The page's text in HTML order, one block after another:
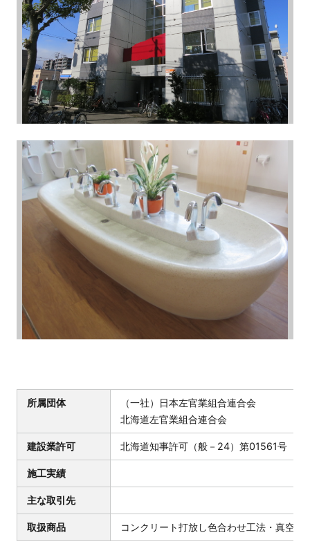
所属団体
（一社）日本左官業組合連合会
北海道左官業組合連合会
建設業許可 北海道知事許可（般－24）第01561号
施工実績
主な取引先
取扱商品 コンクリート打放し色合わせ工法・真空コ